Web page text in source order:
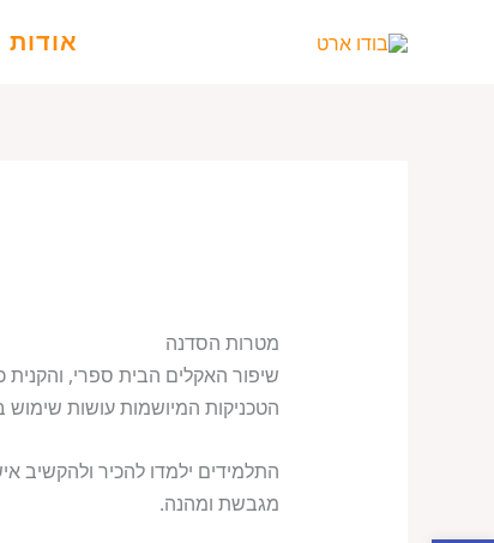
אודות
מטרות הסדנה
שיפור האקלים הבית ספרי, והקנית
הטכניקות המיושמות עושות שימוש
התלמידים ילמדו להכיר ולהקשיב
מגבשת ומהנה.